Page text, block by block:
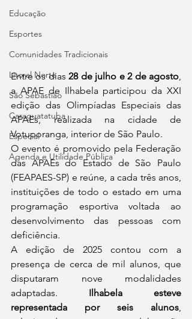
Educação
Esportes
Comunidades Tradicionais
Litoral Norte
São Sebastião
Caraguatatuba
Especial
Agenda e Utilidade Pública
Entre os dias 28 de julho e 2 de agosto
a APAE de Ilhabela participou da XXI
edição das Olimpíadas Especiais das
APAEs, realizada na cidade de
Votuporanga, interior de São Paulo.
O evento é promovido pela Federação
das APAEs do Estado de São Paulo
(FEAPAES-SP) e reúne, a cada três anos,
instituições de todo o estado em uma
programação esportiva voltada ao
desenvolvimento das pessoas com
deficiência.
A edição de 2025 contou com a
presença de cerca de mil alunos, que
disputaram nove modalidades
adaptadas. Ilhabela esteve
representada por seis alunos